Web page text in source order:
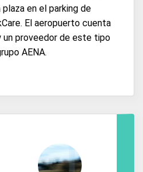
plaza en el parking de
El aeropuerto cuenta
un proveedor de este tipo
AENA.